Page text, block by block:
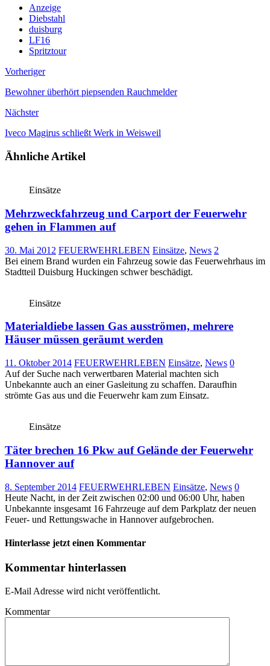
Anzeige
Diebstahl
duisburg
LF16
Spritztour
Vorheriger
Bewohner überhört piepsenden Rauchmelder
Nächster
Iveco Magirus schließt Werk in Weisweil
Ähnliche Artikel
Einsätze
Mehrzweckfahrzeug und Carport der Feuerwehr
gehen in Flammen auf
30. Mai 2012 FEUERWEHRLEBEN Einsätze, News 2
Bei einem Brand wurden ein Fahrzeug sowie das Feuerwehrhaus im
Stadtteil Duisburg Huckingen schwer beschädigt.
Einsätze
Materialdiebe lassen Gas ausströmen, mehrere
Häuser müssen geräumt werden
11. Oktober 2014 FEUERWEHRLEBEN Einsätze, News 0
Auf der Suche nach verwertbaren Material machten sich
Unbekannte auch an einer Gasleitung zu schaffen. Daraufhin
strömte Gas aus und die Feuerwehr kam zum Einsatz.
Einsätze
Täter brechen 16 Pkw auf Gelände der Feuerwehr
Hannover auf
8. September 2014 FEUERWEHRLEBEN Einsätze, News 0
Heute Nacht, in der Zeit zwischen 02:00 und 06:00 Uhr, haben
Unbekannte insgesamt 16 Fahrzeuge auf dem Parkplatz der neuen
Feuer- und Rettungswache in Hannover aufgebrochen.
Hinterlasse jetzt einen Kommentar
Kommentar hinterlassen
E-Mail Adresse wird nicht veröffentlicht.
Kommentar